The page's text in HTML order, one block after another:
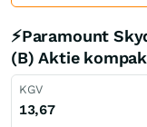
⚡Paramount
(B) Aktie
KGV
13,67